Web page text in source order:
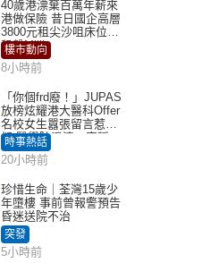
40歲港漂棄百萬年薪來
港做保險 昔日國企高層
3800元租尖沙咀床位｜
租盤Million
樓市動向
8小時前
「你個frd廢！」JUPAS
放榜炫耀港大醫科Offer
名校女生囂張留言惹眾
怒 醫學院澄清：宣稱
「40.5分獲錄取」不符事
實｜Juicy叮
時事熱話
20小時前
珍惜生命｜荃灣15歲少
年墮樓 事前曾報警預告
昏迷送院不治
突發
5小時前